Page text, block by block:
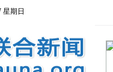
星期日